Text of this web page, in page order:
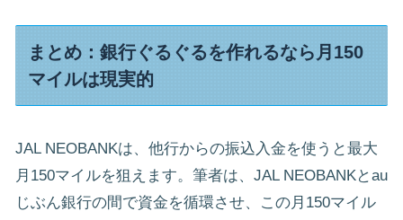
まとめ：銀行ぐるぐるを作れるなら月150
マイルは現実的
JAL NEOBANKは、他行からの振込入金を使うと最大
月150マイルを狙えます。筆者は、JAL NEOBANKとau
じぶん銀行の間で資金を循環させ、この月150マイル